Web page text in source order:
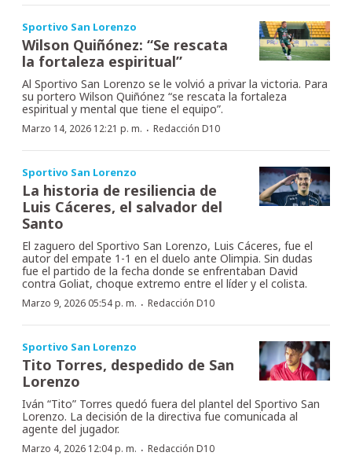
Sportivo San Lorenzo
Wilson Quiñónez: “Se rescata
la fortaleza espiritual”
Al Sportivo San Lorenzo se le volvió a privar la victoria. Para
su portero Wilson Quiñónez “se rescata la fortaleza
espiritual y mental que tiene el equipo”.
Marzo 14, 2026 12:21 p. m. · Redacción D10
Sportivo San Lorenzo
La historia de resiliencia de
Luis Cáceres, el salvador del
Santo
El zaguero del Sportivo San Lorenzo, Luis Cáceres, fue el
autor del empate 1-1 en el duelo ante Olimpia. Sin dudas
fue el partido de la fecha donde se enfrentaban David
contra Goliat, choque extremo entre el líder y el colista.
Marzo 9, 2026 05:54 p. m. · Redacción D10
Sportivo San Lorenzo
Tito Torres, despedido de San
Lorenzo
Iván “Tito” Torres quedó fuera del plantel del Sportivo San
Lorenzo. La decisión de la directiva fue comunicada al
agente del jugador.
Marzo 4, 2026 12:04 p. m. · Redacción D10